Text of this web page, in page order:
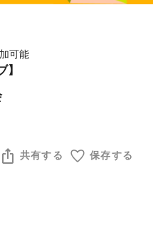
可能
共有する 保存する